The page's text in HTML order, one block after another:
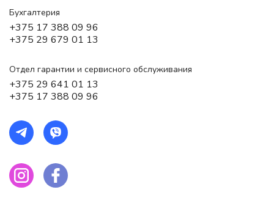
Бухгалтерия
+375 17 388 09 96
+375 29 679 01 13
Отдел гарантии и сервисного обслуживания
+375 29 641 01 13
+375 17 388 09 96